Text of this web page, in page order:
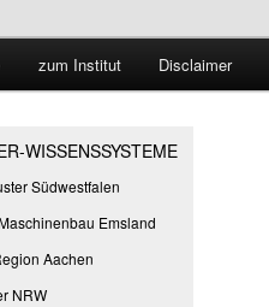
zum Institut Disclaimer
WISSENSSYSTEME
Südwestfalen
Emsland
Aachen
NRW